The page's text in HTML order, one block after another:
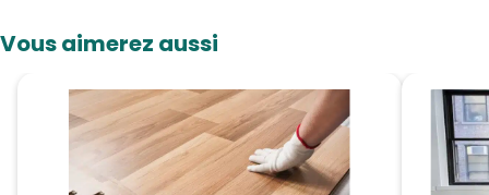
Vous aimerez aussi